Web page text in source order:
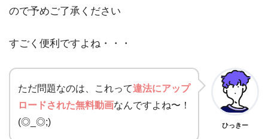
ので予めご了承ください
すごく便利ですよね・・・
ただ問題なのは、これって違法にアップ
ロードされた無料動画なんですよね〜！
(◎_◎;)
ひっきー